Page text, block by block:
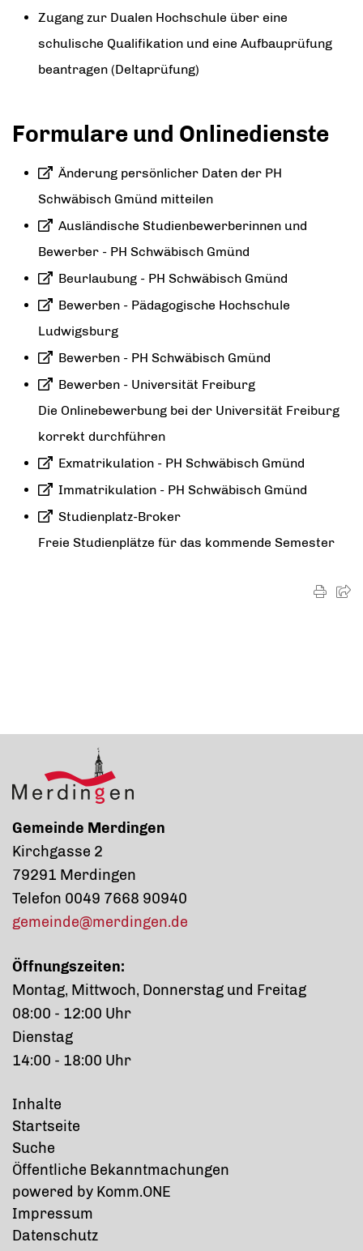
Zugang zur Dualen Hochschule über eine
schulische Qualifikation und eine Aufbauprüfung
beantragen (Deltaprüfung)
Formulare und Onlinedienste
Änderung persönlicher Daten der PH
Schwäbisch Gmünd mitteilen
Ausländische Studienbewerberinnen und
Bewerber - PH Schwäbisch Gmünd
Beurlaubung - PH Schwäbisch Gmünd
Bewerben - Pädagogische Hochschule
Ludwigsburg
Bewerben - PH Schwäbisch Gmünd
Bewerben - Universität Freiburg
Die Onlinebewerbung bei der Universität Freiburg
korrekt durchführen
Exmatrikulation - PH Schwäbisch Gmünd
Immatrikulation - PH Schwäbisch Gmünd
Studienplatz-Broker
Freie Studienplätze für das kommende Semester
Gemeinde Merdingen
Kirchgasse 2
79291 Merdingen
Telefon 0049 7668 90940
gemeinde@merdingen.de
Öffnungszeiten:
Montag, Mittwoch, Donnerstag und Freitag
08:00 - 12:00 Uhr
Dienstag
14:00 - 18:00 Uhr
Inhalte
Startseite
Suche
Öffentliche Bekanntmachungen
powered by Komm.ONE
Impressum
Datenschutz